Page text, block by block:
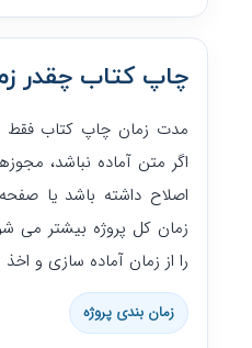
چاپ کتاب چقدر
مدت زمان چاپ کتاب فقط
اگر متن آماده نباشد،
اصلاح داشته باشد یا
زمان کل پروژه بیشتر می
را از زمان آماده سازی و
زمان بندی پروژه